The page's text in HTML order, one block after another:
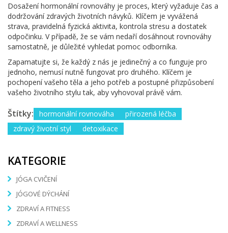
Dosažení hormonální rovnováhy je proces, který vyžaduje čas a
dodržování zdravých životních návyků. Klíčem je vyvážená
strava, pravidelná fyzická aktivita, kontrola stresu a dostatek
odpočinku. V případě, že se vám nedaří dosáhnout rovnováhy
samostatně, je důležité vyhledat pomoc odborníka.
Zapamatujte si, že každý z nás je jedinečný a co funguje pro
jednoho, nemusí nutně fungovat pro druhého. Klíčem je
pochopení vašeho těla a jeho potřeb a postupné přizpůsobení
vašeho životního stylu tak, aby vyhovoval právě vám.
Štítky: hormonální rovnováha
přirozená léčba
zdravý životní styl
detoxikace
KATEGORIE
JÓGA CVIČENÍ
JÓGOVÉ DÝCHÁNÍ
ZDRAVÍ A FITNESS
ZDRAVÍ A WELLNESS